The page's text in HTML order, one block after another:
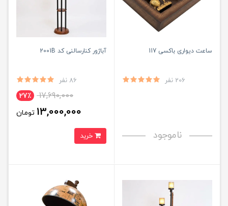
ساعت دیواری باکسی 117
206 نفر
ناموجود
آباژور کنارسالنی کد 2001B
86 نفر
17,690,000 27٪
13,000,000 تومان